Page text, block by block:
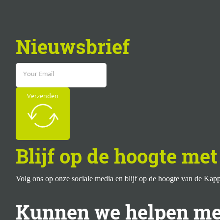
Reactie op incidenten: Het implementeren van effectieve
beveiligingslekken te beperken.
Rapportage: Zorgen voor tijdige en accurate rapportage van
significante incidenten aan de relevante autoriteiten.
Informatie over bedreigingen: De organisatie op de hoogte
houden van nieuwe bedreigingen en kwetsbaarheden.
beoordelingen uitvoeren om ervoor te zorgen dat wordt
voldaan aan de NIS 2-vereisten.
Nieuwsbrief
Verzenden
Blijf op de hoogte
Volg ons op onze sociale media en blijf op de hoogte van de
Kunnen we helpen